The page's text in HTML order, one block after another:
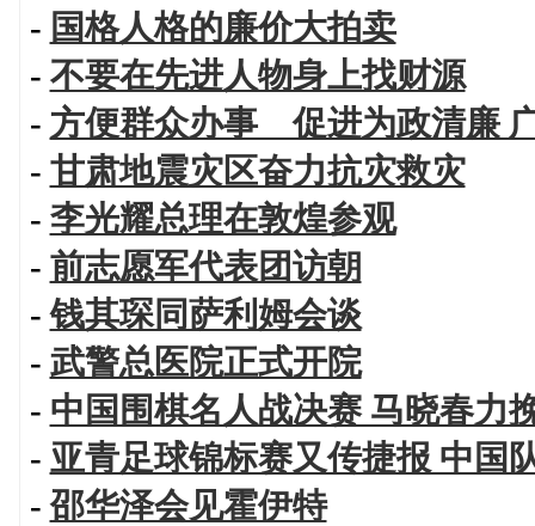
- 国格人格的廉价大拍卖
- 不要在先进人物身上找财源
- 方便群众办事 促进为政清廉
- 甘肃地震灾区奋力抗灾救灾
- 李光耀总理在敦煌参观
- 前志愿军代表团访朝
-钱其琛同萨利姆会谈
- 武警总医院正式开院
- 中国围棋名人战决赛 马晓春力
- 亚青足球锦标赛又传捷报 中国
-邵华泽会见霍伊特